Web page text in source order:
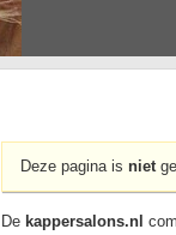
Deze pagina is niet
De kappersalons.nl